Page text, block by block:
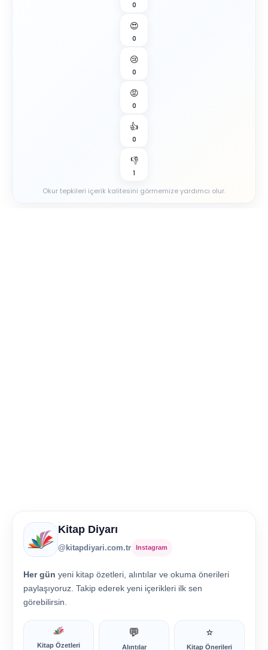
0
😍
0
😢
0
😡
0
👍
0
👎
1
Okur tepkileri içerik kalitesini görmemize yardımcı olur.
Kitap Diyarı
@kitapdiyari.com.tr Instagram
Her gün yeni kitap özetleri, alıntılar ve okuma önerileri
paylaşıyoruz. Takip ederek yeni içerikleri ilk sen
görebilirsin.
Kitap Özetleri
💬
Alıntılar
⭐
Kitap Önerileri